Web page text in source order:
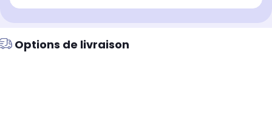
Options de livraison